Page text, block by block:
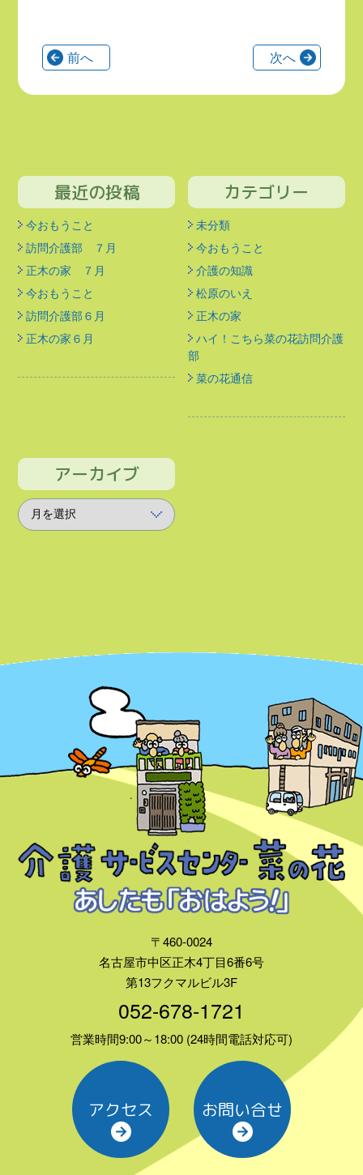
前へ 次へ
最近の投稿
今おもうこと
訪問介護部 ７月
正木の家 ７月
今おもうこと
訪問介護部６月
正木の家６月
カテゴリー
未分類
今おもうこと
介護の知識
松原のいえ
正木の家
ハイ！こちら菜の花訪問介護
部
菜の花通信
アーカイブ
〒460-0024
名古屋市中区正木4丁目6番6号
第13フクマルビル3F
052-678-1721
営業時間9:00～18:00 (24時間電話対応可)
アクセス お問い合せ